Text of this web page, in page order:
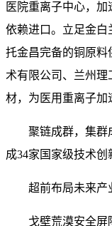
医院重离子中心，
依赖进口。立足金白
托金昌完备的铜原料
术有限公司、兰州理
材，为医用重离子加
聚链成群，集群
成34家国家级技术创
超前布局未来
戈壁荒漠安全屏